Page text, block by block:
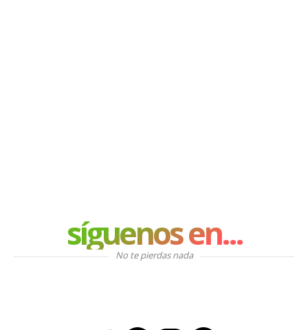
síguenos en...
No te pierdas nada